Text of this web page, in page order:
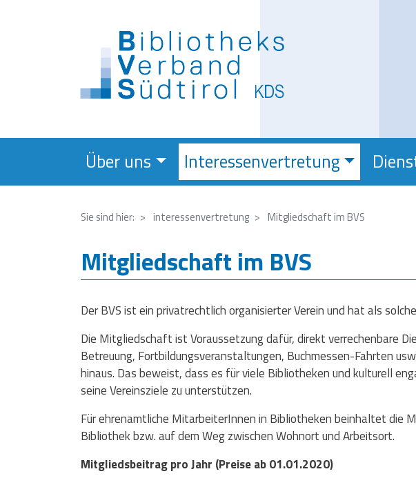
Über uns Interessenvertretung
Sie sind hier: interessenvertretung Mitgliedschaft im BVS
Mitgliedschaft im BVS
Der BVS ist ein privatrechtlich organisierter Verein und hat als
Die Mitgliedschaft ist Voraussetzung dafür, direkt verrechenbare
Betreuung, Fortbildungsveranstaltungen, Buchmessen-Fahrten
hinaus. Das beweist, dass es für viele Bibliotheken und kulturell
seine Vereinsziele zu unterstützen.
Für ehrenamtliche MitarbeiterInnen in Bibliotheken beinhaltet die
Bibliothek bzw. auf dem Weg zwischen Wohnort und Arbeitsort.
Mitgliedsbeitrag pro Jahr (Preise ab 01.01.2020)